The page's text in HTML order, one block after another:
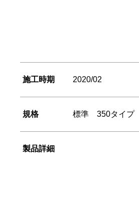
施工時期 2020/02
規格 標準 350タイプ
製品詳細